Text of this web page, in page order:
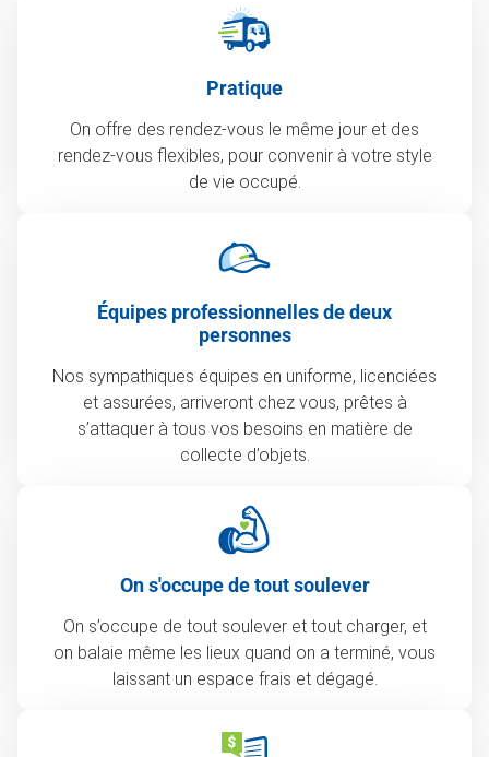
Pratique
On offre des rendez-vous le même jour et des
rendez-vous flexibles, pour convenir à votre style
de vie occupé.
Équipes professionnelles de deux
personnes
Nos sympathiques équipes en uniforme, licenciées
et assurées, arriveront chez vous, prêtes à
s’attaquer à tous vos besoins en matière de
collecte d’objets.
On s'occupe de tout soulever
On s’occupe de tout soulever et tout charger, et
on balaie même les lieux quand on a terminé, vous
laissant un espace frais et dégagé.